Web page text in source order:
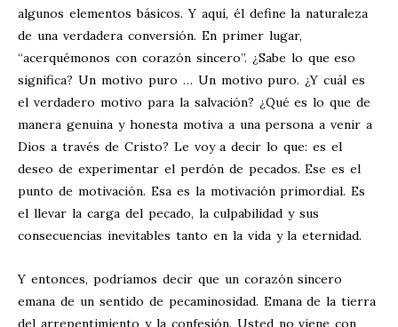
algunos elementos básicos. Y aquí, él define la naturaleza
de una verdadera conversión. En primer lugar,
“acerquémonos con corazón sincero”. ¿Sabe lo que eso
significa? Un motivo puro … Un motivo puro. ¿Y cuál es
el verdadero motivo para la salvación? ¿Qué es lo que de
manera genuina y honesta motiva a una persona a venir a
Dios a través de Cristo? Le voy a decir lo que: es el
deseo de experimentar el perdón de pecados. Ese es el
punto de motivación. Esa es la motivación primordial. Es
el llevar la carga del pecado, la culpabilidad y sus
consecuencias inevitables tanto en la vida y la eternidad.
Y entonces, podríamos decir que un corazón sincero
emana de un sentido de pecaminosidad. Emana de la tierra
del arrepentimiento y la confesión. Usted no viene con